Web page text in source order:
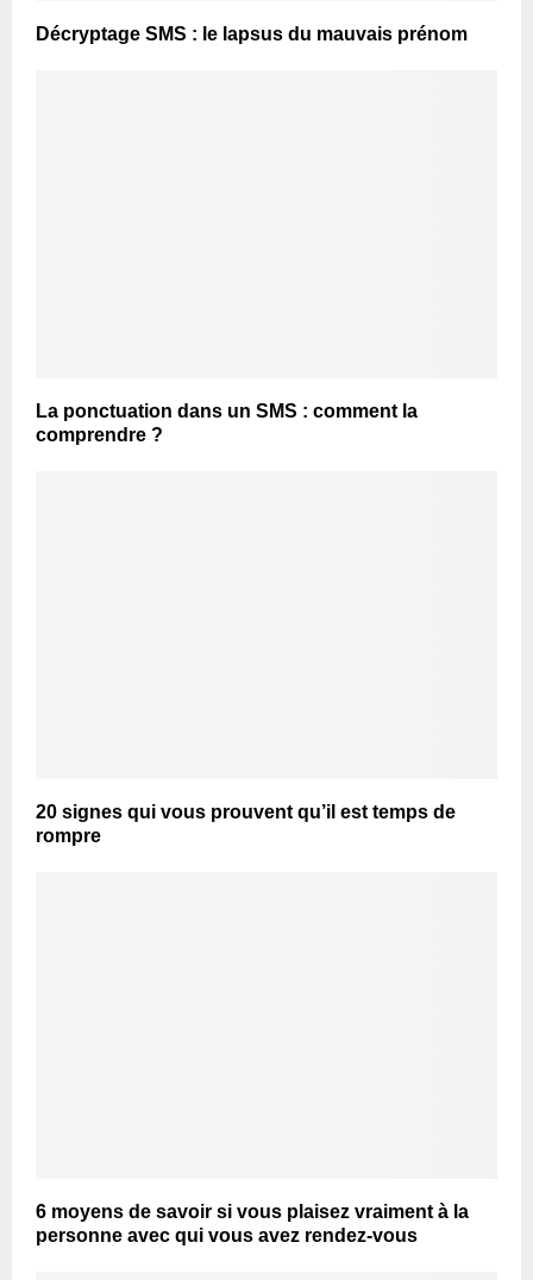
Décryptage SMS : le lapsus du mauvais prénom
La ponctuation dans un SMS : comment la
comprendre ?
20 signes qui vous prouvent qu’il est temps de
rompre
6 moyens de savoir si vous plaisez vraiment à la
personne avec qui vous avez rendez-vous